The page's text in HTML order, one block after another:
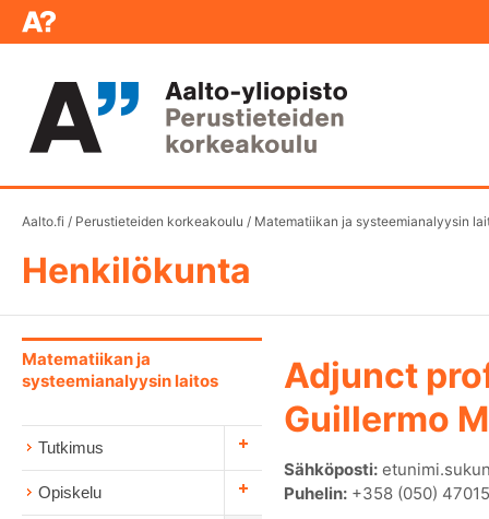
Aalto.fi / Perustieteiden korkeakoulu / Matematiikan ja systeemianalyysin
Henkilökunta
Matematiikan ja
systeemianalyysin laitos
Tutkimus
Opiskelu
Adjunct
Guillermo
Sähköposti:
Puhelin: +358 (050)